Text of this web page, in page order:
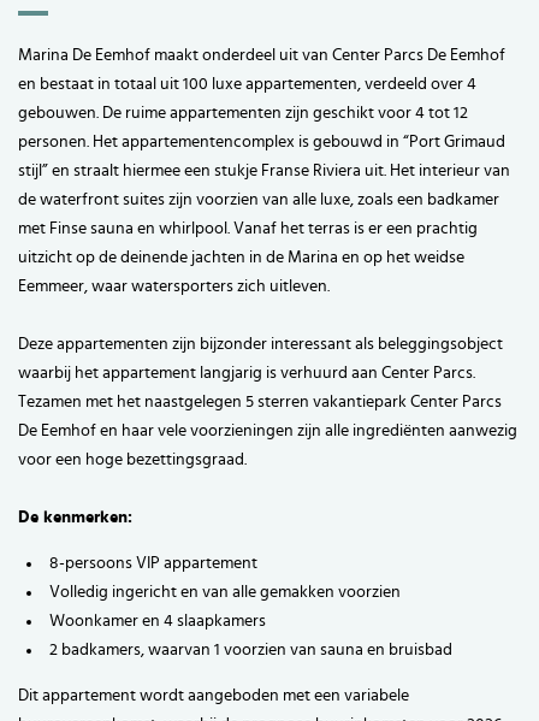
Marina De Eemhof maakt onderdeel uit van Center Parcs De Eemhof
en bestaat in totaal uit 100 luxe appartementen, verdeeld over 4
gebouwen. De ruime appartementen zijn geschikt voor 4 tot 12
personen. Het appartementencomplex is gebouwd in “Port Grimaud
stijl” en straalt hiermee een stukje Franse Riviera uit. Het interieur van
de waterfront suites zijn voorzien van alle luxe, zoals een badkamer
met Finse sauna en whirlpool. Vanaf het terras is er een prachtig
uitzicht op de deinende jachten in de Marina en op het weidse
Eemmeer, waar watersporters zich uitleven.
Deze appartementen zijn bijzonder interessant als beleggingsobject
waarbij het appartement langjarig is verhuurd aan Center Parcs.
Tezamen met het naastgelegen 5 sterren vakantiepark Center Parcs
De Eemhof en haar vele voorzieningen zijn alle ingrediënten aanwezig
voor een hoge bezettingsgraad.
De kenmerken:
8-persoons VIP appartement
Volledig ingericht en van alle gemakken voorzien
Woonkamer en 4 slaapkamers
2 badkamers, waarvan 1 voorzien van sauna en bruisbad
Dit appartement wordt aangeboden met een variabele